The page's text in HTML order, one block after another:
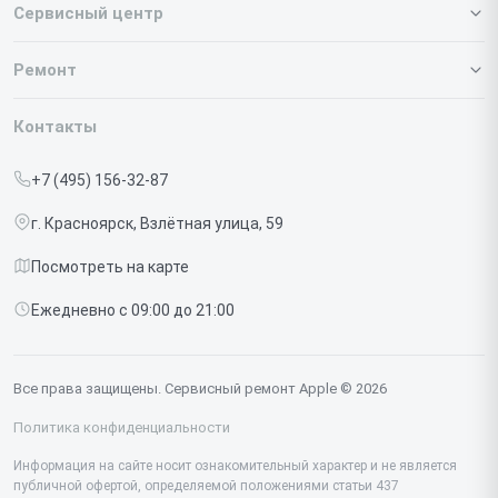
Сервисный центр
О нашем сервисе
Срочный ремонт
Доставка и способы оплаты
Диагностика
Контакты
Ремонт
Iphone
Studio Display
Vision Pro
Контакты
+7 (495) 156-32-87
г. Красноярск, Взлётная улица, 59
Посмотреть на карте
Ежедневно с 09:00 до 21:00
Все права защищены. Сервисный ремонт Apple © 2026
Политика конфиденциальности
Информация на сайте носит ознакомительный характер и не является
публичной офертой, определяемой положениями статьи 437